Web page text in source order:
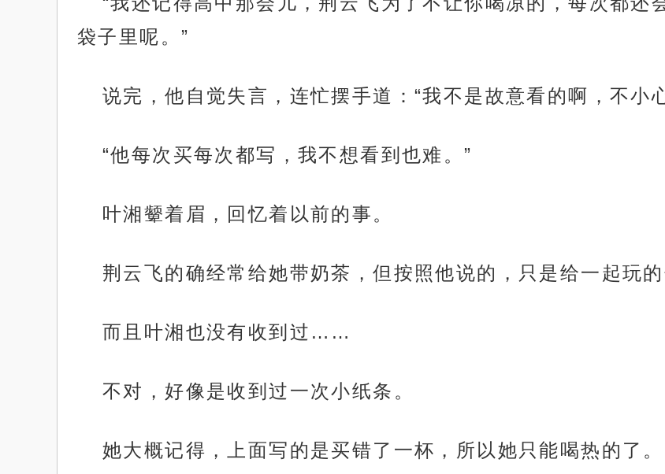
袋子里呢。”
说完，他自觉失言，连忙摆手道：“我不是故意看的啊，不小
“他每次买每次都写，我不想看到也难。”
叶湘颦着眉，回忆着以前的事。
荆云飞的确经常给她带奶茶，但按照他说的，只是给一起玩
而且叶湘也没有收到过……
不对，好像是收到过一次小纸条。
她大概记得，上面写的是买错了一杯，所以她只能喝热的了。